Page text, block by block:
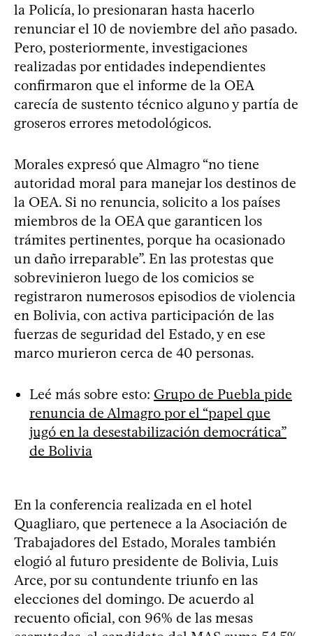
la Policía, lo presionaran hasta hacerlo
renunciar el 10 de noviembre del año pasado.
Pero, posteriormente, investigaciones
realizadas por entidades independientes
confirmaron que el informe de la OEA
carecía de sustento técnico alguno y partía de
groseros errores metodológicos.
Morales expresó que Almagro “no tiene
autoridad moral para manejar los destinos de
la OEA. Si no renuncia, solicito a los países
miembros de la OEA que garanticen los
trámites pertinentes, porque ha ocasionado
un daño irreparable”. En las protestas que
sobrevinieron luego de los comicios se
registraron numerosos episodios de violencia
en Bolivia, con activa participación de las
fuerzas de seguridad del Estado, y en ese
marco murieron cerca de 40 personas.
Leé más sobre esto: Grupo de Puebla pide
renuncia de Almagro por el “papel que
jugó en la desestabilización democrática”
de Bolivia
En la conferencia realizada en el hotel
Quagliaro, que pertenece a la Asociación de
Trabajadores del Estado, Morales también
elogió al futuro presidente de Bolivia, Luis
Arce, por su contundente triunfo en las
elecciones del domingo. De acuerdo al
recuento oficial, con 96% de las mesas